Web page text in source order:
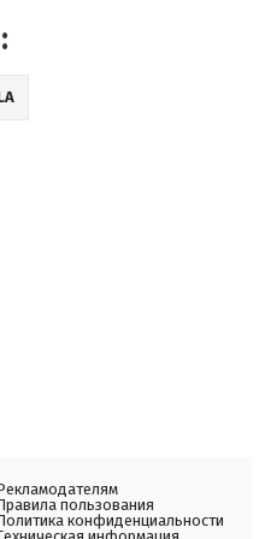
пользования
конфиденциальности